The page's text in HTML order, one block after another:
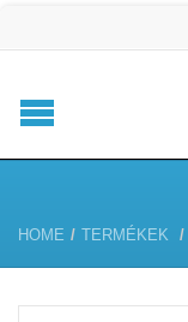
HOME / TERMÉKEK /